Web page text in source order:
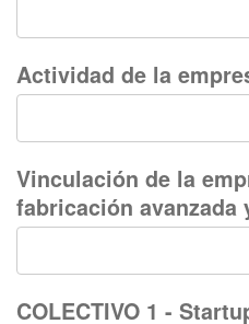
Actividad de la
Vinculación de la
fabricación avanzada
COLECTIVO 1 -